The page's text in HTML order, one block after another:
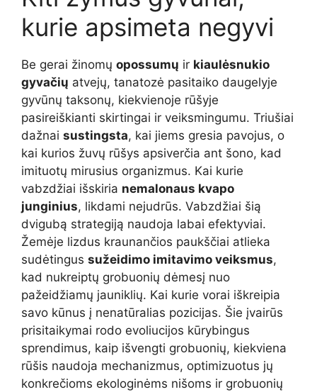
kurie apsimeta negyvi
Be gerai žinomų opossumų ir kiaulėsnukio
gyvačių atvejų, tanatozė pasitaiko daugelyje
gyvūnų taksonų, kiekvienoje rūšyje
pasireiškianti skirtingai ir veiksmingumu. Triušiai
dažnai sustingsta, kai jiems gresia pavojus, o
kai kurios žuvų rūšys apsiverčia ant šono, kad
imituotų mirusius organizmus. Kai kurie
vabzdžiai išskiria nemalonaus kvapo
junginius, likdami nejudrūs. Vabzdžiai šią
dvigubą strategiją naudoja labai efektyviai.
Žemėje lizdus kraunančios paukščiai atlieka
sudėtingus sužeidimo imitavimo veiksmus,
kad nukreiptų grobuonių dėmesį nuo
pažeidžiamų jauniklių. Kai kurie vorai iškreipia
savo kūnus į nenatūralias pozicijas. Šie įvairūs
prisitaikymai rodo evoliucijos kūrybingus
sprendimus, kaip išvengti grobuonių, kiekviena
rūšis naudoja mechanizmus, optimizuotus jų
konkrečioms ekologinėms nišoms ir grobuonių